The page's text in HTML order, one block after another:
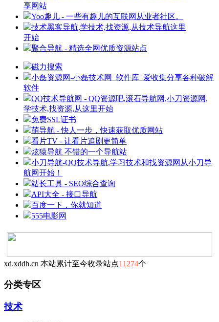
享网站
Yoo趣儿 - 一些有趣儿的互联网从业者社区。
技术黑客导航,学技术,找资源,从技术导航这里
开始
聚合导航 - 精选全网优质资源站点
磁力搜索
小磊资源网-小磊技术网_软件库_爱收集分享各种破解
软件
QQ技术导航网 - QQ资源吧,滚石导航网,小刀资源网,
学技术,找资源,从这里开始
免费SSL证书
萌导航 - 快人一步，快速获取优质网站
看片TV - 让看片追剧更简单
炫猿导航 不错的一个导航站
小刀导航-QQ技术导航,学习技术和找资源网从小刀导
航网开始！
站长工具 - SEO综合查询
API大全 - 接口导航
百度一下，你就知道
555电影网
xd.xddh.cn 本站累计至今收录站点11274个
分类专区
技术